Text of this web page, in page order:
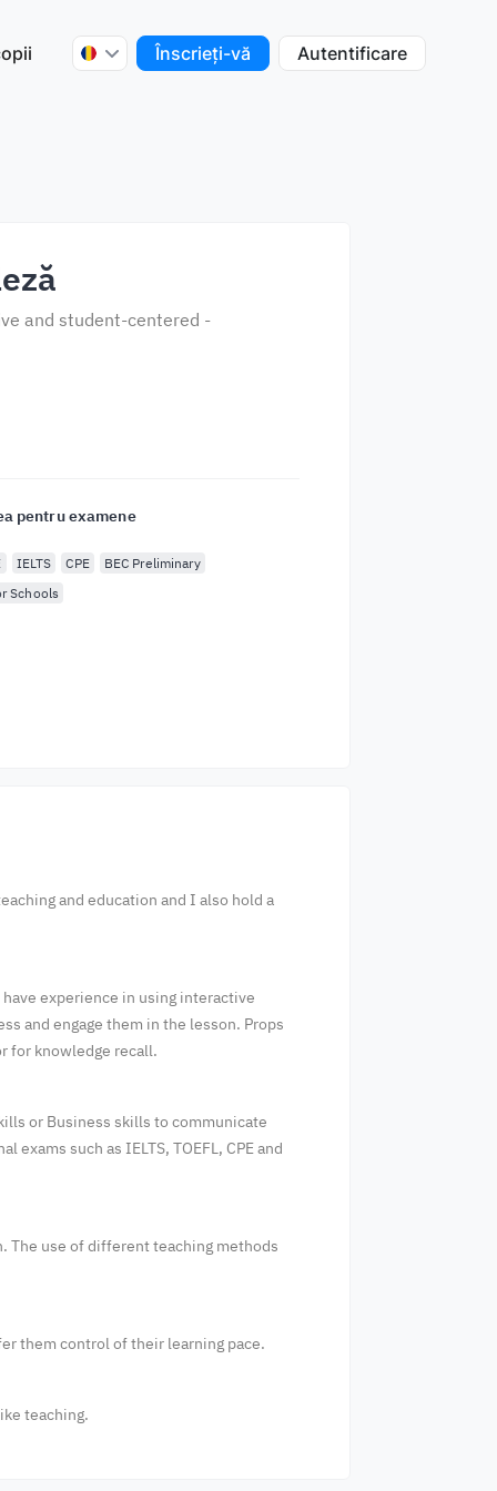
Înscrieți-vă Autentificare
and student-centered -
pentru examene
IELTS CPE
BEC Preliminary
Schools
and education and I also hold a
experience in using interactive
and engage them in the lesson. Props
for knowledge recall.
or Business skills to communicate
such as IELTS, TOEFL, CPE and
The use of different teaching methods
them control of their learning pace.
teaching.